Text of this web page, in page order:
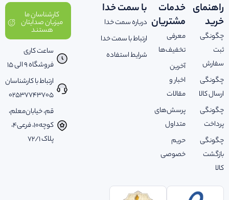
راهنمای
خرید
چگونگی
ثبت
سفارش
چگونگی
ارسال کالا
چگونگی
پرداخت
چگونگی
بازگشت
کالا
خدمات
مشتریان
معرفی
تخفیف‌ها
آخرین
اخبار و
مقالات
پرسش‌های
متداول
حریم
خصوصی
با سمت خدا
درباره سمت خدا
ارتباط با سمت خدا
شرایط استفاده
کارشناسان ما
میزبان صدایتان
هستند
ساعت کاری
فروشگاه 9 الی 15
ارتباط با کارشناسان
02537743705
قم، خیابان‌معلم،
کوچه‌10، فرعی‌4،
پلاک ‌72/1